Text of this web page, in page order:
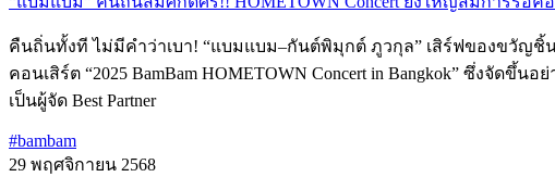
คืนถิ่นทั้งที ไม่มีคำว่าเบา! “แบมแบม–กันต์พิมุกต์ ภูวกุล” เสิร์ฟของขวัญชิ้
คอนเสิร์ต “2025 BamBam HOMETOWN Concert in Bangkok” ซึ่งจัด
เป็นผู้จัด Best Partner
#bambam
29 พฤศจิกายน 2568